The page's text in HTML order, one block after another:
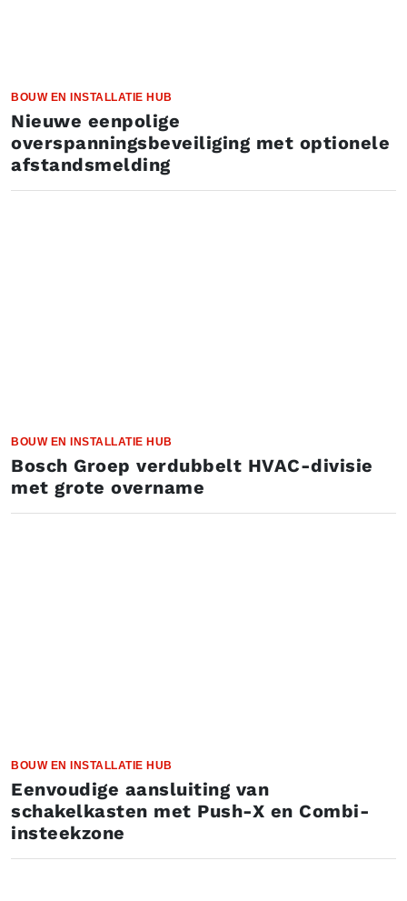
BOUW EN INSTALLATIE HUB
Nieuwe eenpolige
overspanningsbeveiliging met optionele
afstandsmelding
BOUW EN INSTALLATIE HUB
Bosch Groep verdubbelt HVAC-divisie
met grote overname
BOUW EN INSTALLATIE HUB
Eenvoudige aansluiting van
schakelkasten met Push-X en Combi-
insteekzone